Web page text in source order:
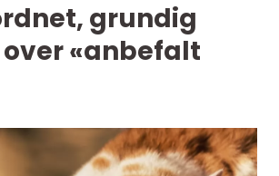
grundig
«anbefalt